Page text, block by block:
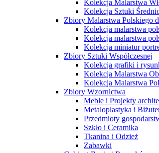
Kolekcja Malarstwa
Kolekcja Sztuki
Zbiory Malarstwa Polskiego
Kolekcja malarstwa
Kolekcja malarstwa
Kolekcja miniatur
Zbiory Sztuki Współczesnej
Kolekcja grafiki i
Kolekcja Malarstwa
Kolekcja Malarstwa
Zbiory Wzornictwa
Meble i Projekty
Metaloplastyka i
Przedmioty
Szkło i Ceramika
Tkanina i Odzież
Zabawki